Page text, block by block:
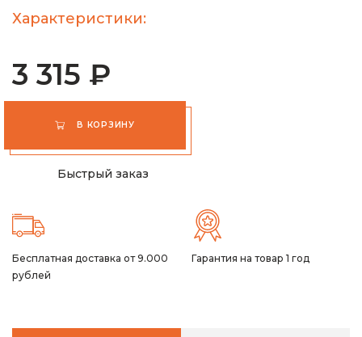
Характеристики:
3 315 ₽
В КОРЗИНУ
Быстрый заказ
Бесплатная доставка от 9.000
рублей
Гарантия на товар 1 год